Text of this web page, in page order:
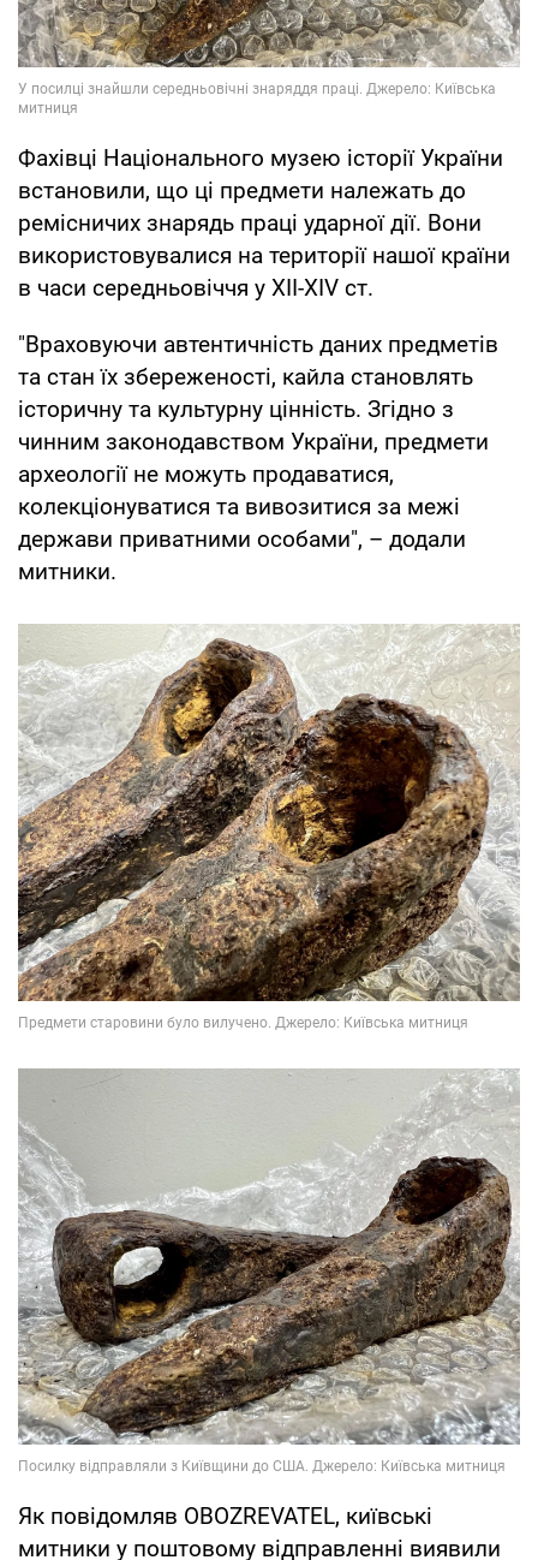
Фахівці Національного музею історії України
встановили, що ці предмети належать до
ремісничих знарядь праці ударної дії. Вони
використовувалися на території нашої країни
в часи середньовіччя у ХІІ-XІV ст.
"Враховуючи автентичність даних предметів
та стан їх збереженості, кайла становлять
історичну та культурну цінність. Згідно з
чинним законодавством України, предмети
археології не можуть продаватися,
колекціонуватися та вивозитися за межі
держави приватними особами", – додали
митники.
Як повідомляв OBOZREVATEL, київські
митники у поштовому відправленні виявили